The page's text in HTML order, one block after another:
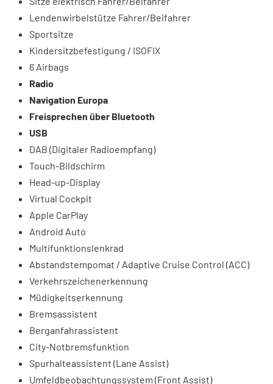
Lendenwirbelstütze Fahrer/Beifahrer
Sportsitze
Kindersitzbefestigung / ISOFIX
6 Airbags
Radio
Navigation Europa
Freisprechen über Bluetooth
USB
DAB (Digitaler Radioempfang)
Touch-Bildschirm
Head-up-Display
Virtual Cockpit
Apple CarPlay
Android Auto
Multifunktionslenkrad
Abstandstempomat / Adaptive Cruise Control (ACC)
Verkehrszeichenerkennung
Müdigkeitserkennung
Bremsassistent
Berganfahrassistent
City-Notbremsfunktion
Spurhalteassistent (Lane Assist)
Umfeldbeobachtungssystem (Front Assist)